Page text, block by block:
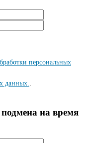
персональных
данных..
на время